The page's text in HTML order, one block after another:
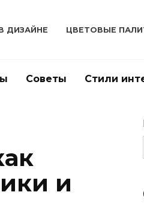
ДИЗАЙНЕ ЦВЕТОВЫЕ
Советы Стили
и